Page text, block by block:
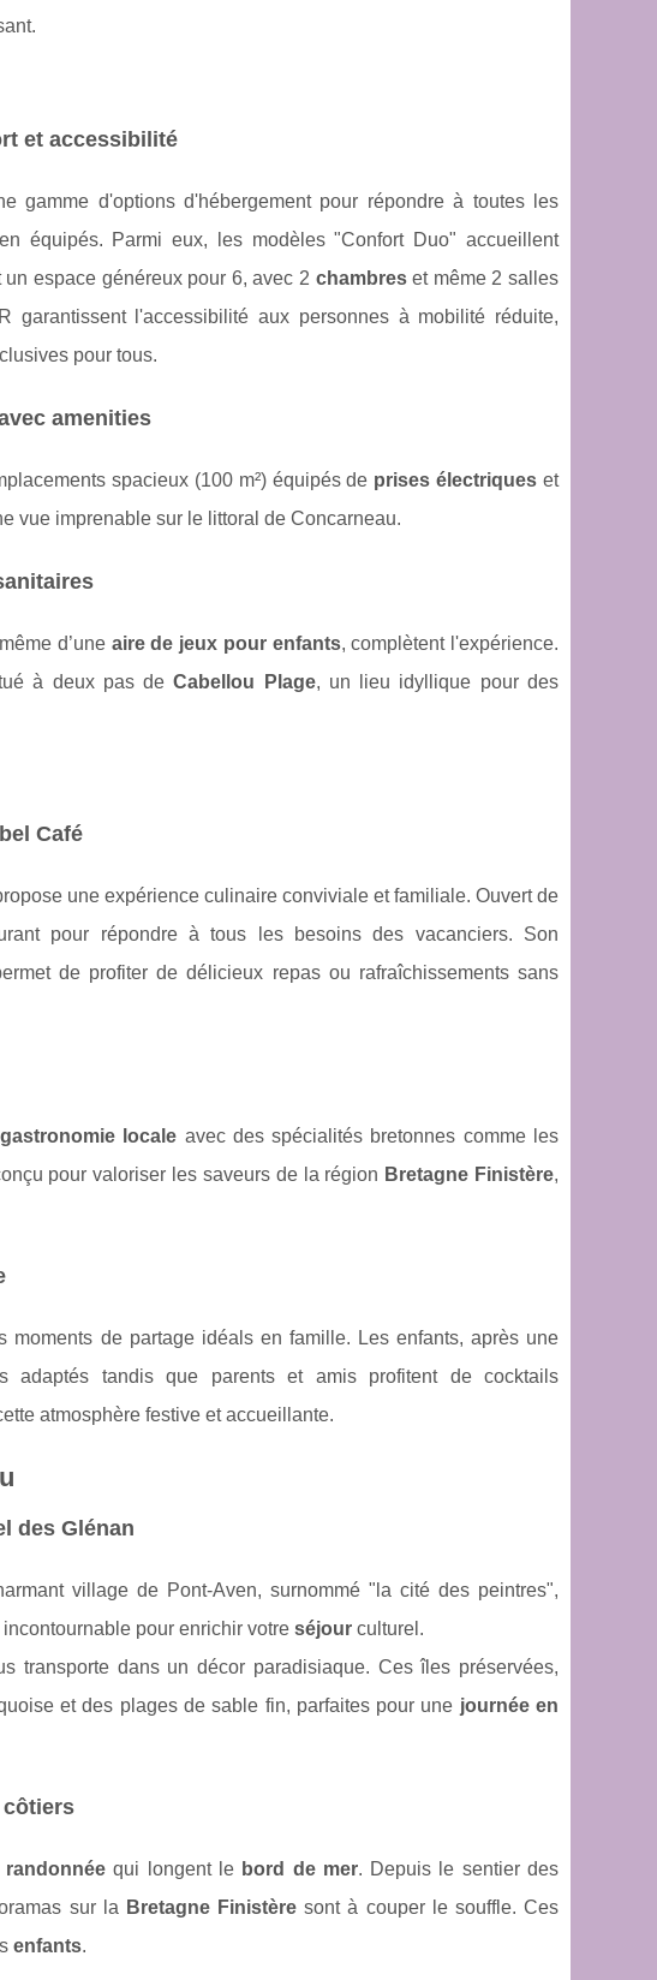
et accessibilité
gamme d'options d'hébergement pour répondre à toutes les
équipés. Parmi eux, les modèles "Confort Duo" accueillent
espace généreux pour 6, avec 2 chambreset même 2 salles
l'accessibilité aux personnes à mobilité réduite,
pour tous.
amenities
spacieux (100 m²) équipés de prises électriques et
vue imprenable sur le littoral de Concarneau.
d’une aire de jeux pour enfants, complètent l'expérience.
à deux pas deCabellou Plage, un lieu idyllique pour des
Café
une expérience culinaire conviviale et familiale. Ouvert de
pour répondre à tous les besoins des vacanciers. Son
de profiter de délicieux repas ou rafraîchissements sans
gastronomie locale avec des spécialités bretonnes comme les
pour valoriser les saveurs de la région Bretagne Finistère,
moments de partage idéals en famille. Les enfants, après une
adaptés tandis que parents et amis profitent de cocktails
atmosphère festive et accueillante.
des Glénan
village de Pont-Aven, surnommé "la cité des peintres",
pour enrichir votre séjour culturel.
transporte dans un décor paradisiaque. Ces îles préservées,
et des plages de sable fin, parfaites pour une journée en
côtiers
qui longent le bord de mer. Depuis le sentier des
sur la Bretagne Finistère sont à couper le souffle. Ces
enfants.